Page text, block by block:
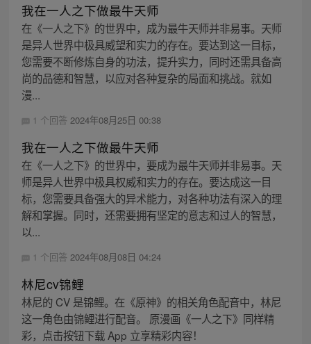
我在一人之下做最牛天师
在《一人之下》的世界中，成为最牛天师并非易事。天师
是异人世界中极具威望和实力的存在。要达到这一目标，
您需要不断修炼自身的功法，提升实力，同时还需具备高
尚的品德和智慧，以应对各种复杂的局面和挑战。就如
漫...
1 个回答 2024年08月25日 00:38
我在一人之下做最牛天师
在《一人之下》的世界中，要成为最牛天师并非易事。天
师是异人世界中极具权威和实力的存在。要达成这一目
标，您需要具备强大的异术能力，对各种功法有深入的理
解和掌握。同时，还需要拥有坚定的意志和过人的智慧，
以...
1 个回答 2024年08月08日 04:24
林尼cv锦鲤
林尼的 CV 是锦鲤。在《原神》的相关角色配音中，林尼
这一角色由锦鲤进行配音。 原漫画《一人之下》同样精
彩，点击按钮下载 App 立享精彩内容！